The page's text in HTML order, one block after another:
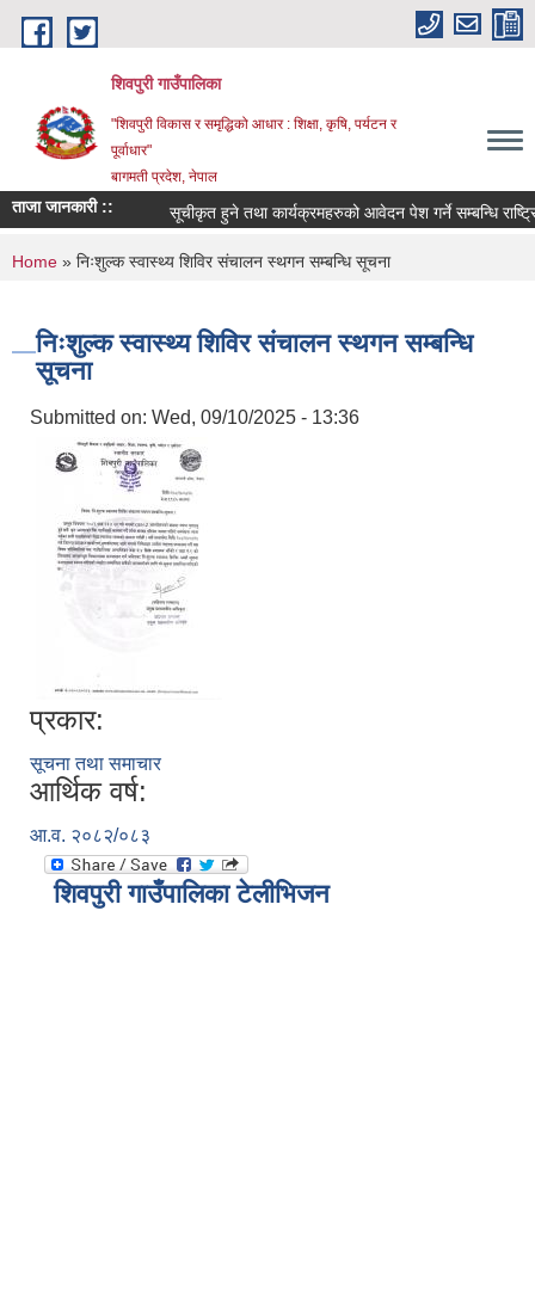
Skip to main content
शिवपुरी गाउँपालिका
"शिवपुरी विकास र समृद्धिको आधार : शिक्षा, कृषि, पर्यटन र
पूर्वाधार"
बागमती प्रदेश, नेपाल
ताजा जानकारी :: सूचीकृत हुने तथा कार्यक्रमहरुको आवेदन पेश गर्ने सम्बन्धि
You are here
Home » निःशुल्क स्वास्थ्य शिविर संचालन स्थगन सम्बन्धि सूचना
निःशुल्क स्वास्थ्य शिविर संचालन स्थगन सम्बन्धि
सूचना
Submitted on: Wed, 09/10/2025 - 13:36
प्रकार:
सूचना तथा समाचार
आर्थिक वर्ष:
आ.व. २०८२/०८३
शिवपुरी गाउँपालिका टेलीभिजन